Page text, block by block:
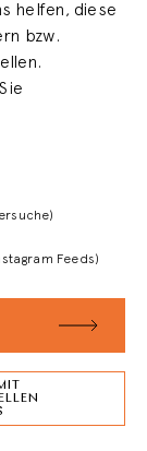
helfen, diese
bzw.
Feeds)